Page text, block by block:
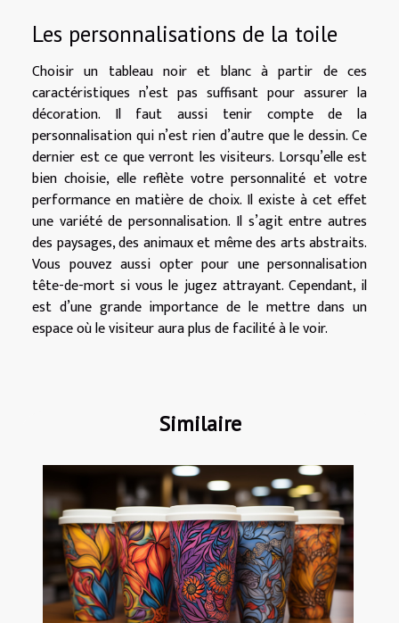
Les personnalisations de la toile
Choisir un tableau noir et blanc à partir de ces
caractéristiques n’est pas suffisant pour assurer la
décoration. Il faut aussi tenir compte de la
personnalisation qui n’est rien d’autre que le dessin. Ce
dernier est ce que verront les visiteurs. Lorsqu’elle est
bien choisie, elle reflète votre personnalité et votre
performance en matière de choix. Il existe à cet effet
une variété de personnalisation. Il s’agit entre autres
des paysages, des animaux et même des arts abstraits.
Vous pouvez aussi opter pour une personnalisation
tête-de-mort si vous le jugez attrayant. Cependant, il
est d’une grande importance de le mettre dans un
espace où le visiteur aura plus de facilité à le voir.
Similaire